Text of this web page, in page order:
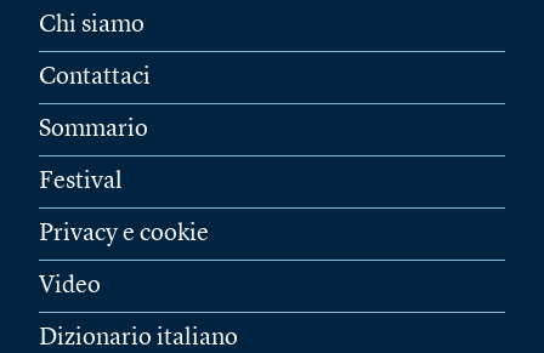
Chi siamo
Contattaci
Sommario
Festival
Privacy e cookie
Video
Dizionario italiano